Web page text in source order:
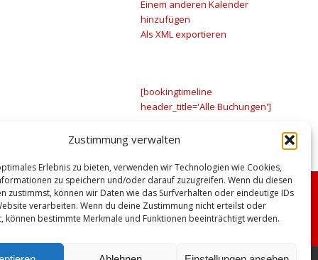
Zustimmung verwalten
Erlebnis zu bieten, verwenden wir Technologien wie Cookies,
zu speichern und/oder darauf zuzugreifen. Wenn du diesen
zustimmst, können wir Daten wie das Surfverhalten oder eindeutige IDs
verarbeiten. Wenn du deine Zustimmung nicht erteilst oder
können bestimmte Merkmale und Funktionen beeinträchtigt werden.
Einem anderen Kalender
hinzufügen
Als XML exportieren
[bookingtimeline
header_title='Alle Buchungen']